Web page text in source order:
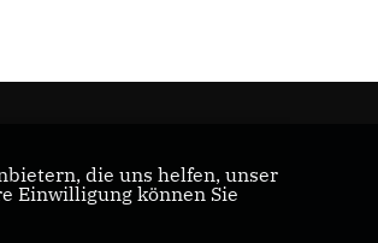
die uns helfen, unser
Einwilligung können Sie